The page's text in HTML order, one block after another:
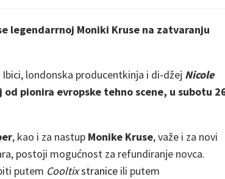
legendarrnoj Moniki Kruse na zatvaranju
londonska producentkinja i di-džej Nicole
od pionira evropske tehno scene, u subotu
, kao i za nastup Monike Kruse, važe i za novi
postoji mogućnost za refundiranje novca.
putem Cooltixstranice ili putem